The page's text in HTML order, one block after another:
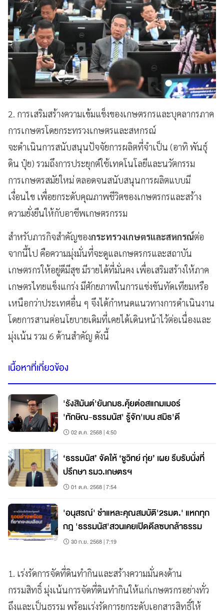
2. การเสริมสร้างความเข้มแข็งของเกษตรกรและบุคลากรภาค
การเกษตรโดยกระทรวงเกษตรและสหกรณ์
จะดำเนินการสนับสนุนปัจจัยการผลิตที่จำเป็น (อาทิ พันธุ์
ดิน ปุ๋ย) รวมถึงการประยุกต์ใช้เทคโนโลยีและนวัตกรรม
การเกษตรสมัยใหม่ ตลอดจนสนับสนุนการผลิตแบบมี
เงื่อนไข เพื่อยกระดับคุณภาพชีวิตของเกษตรกรและสร้าง
ความยั่งยืนให้กับอาชีพเกษตรกรรม
สำหรับภารกิจสำคัญของกระทรวงเกษตรและสหกรณ์ต่อ
จากนี้ไป คือความมุ่งมั่นที่จะดูแลเกษตรกรและสถาบัน
เกษตรกรให้อยู่ดีมีสุข มีรายได้ที่มั่นคง เพื่อเสริมสร้างให้ภาค
เกษตรไทยแข็งแกร่ง มีศักยภาพในการแข่งขันทัดเทียมหรือ
เหนือกว่าประเทศอื่น ๆ จึงได้กำหนดแนวทางการดำเนินงาน
โดยการสานต่อนโยบายเดิมที่เคยได้เดินหน้าไว้ต่อเนื่องและ
มุ่งเน้น รวม 6 ด้านสำคัญ ดังนี้
เนื้อหาที่เกี่ยวข้อง
'รังสิมันต์'ยันกมธ.คุ้ยต่อสแกมเมอร์
'ทักษิณ-ธรรมนัส' รู้จัก'เบน สมิธ'ดี
02 ต.ค. 2568 | 4:50
‘ธรรมนัส’ จัดให้ ‘ชูวิทย์ กุ่ย’ เผย รีบรับนั่งที่
ปรึกษา รมว.เกษตรฯ
01 ต.ค. 2568 | 7:54
'อนุสรณ์' ชำแหละคุณสมบัติ'2รมต.' แหกทุก
กฎ 'ธรรมนัส'สวนเคยเปิดดีลซบกล้าธรรม
30 ก.ย. 2568 | 7:19
1. เร่งรัดการจัดที่ดินทำกินและสร้างความมั่นคงด้าน
กรรมสิทธิ์ มุ่งเน้นการจัดที่ดินทำกินให้แก่เกษตรกรอย่างทั่ว
ถึงและเป็นธรรม พร้อมเร่งรัดการยกระดับเอกสารสิทธิ์ให้